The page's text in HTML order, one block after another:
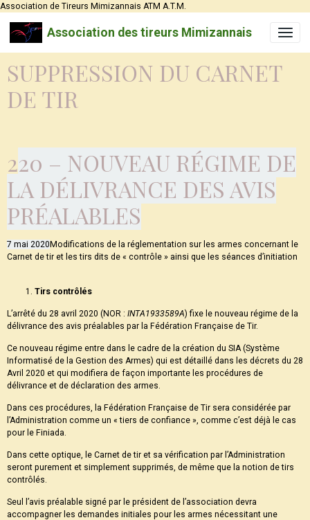
Association de Tireurs Mimizannais ATM A.T.M.
Association des tireurs Mimizannais
SUPPRESSION DU CARNET
DE TIR
220 – NOUVEAU RÉGIME DE
LA DÉLIVRANCE DES AVIS
PRÉALABLES
7 mai 2020 Modifications de la réglementation sur les armes concernant le
Carnet de tir et les tirs dits de « contrôle » ainsi que les séances d’initiation
Tirs contrôlés
L’arrêté du 28 avril 2020 (NOR : INTA1933589A) fixe le nouveau régime de la
délivrance des avis préalables par la Fédération Française de Tir.
Ce nouveau régime entre dans le cadre de la création du SIA (Système
Informatisé de la Gestion des Armes) qui est détaillé dans les décrets du 28
Avril 2020 et qui modifiera de façon importante les procédures de
délivrance et de déclaration des armes.
Dans ces procédures, la Fédération Française de Tir sera considérée par
l’Administration comme un « tiers de confiance », comme c’est déjà le cas
pour le Finiada.
Dans cette optique, le Carnet de tir et sa vérification par l’Administration
seront purement et simplement supprimés, de même que la notion de tirs
contrôlés.
Seul l’avis préalable signé par le président de l’association devra
accompagner les demandes initiales pour les armes nécessitant une